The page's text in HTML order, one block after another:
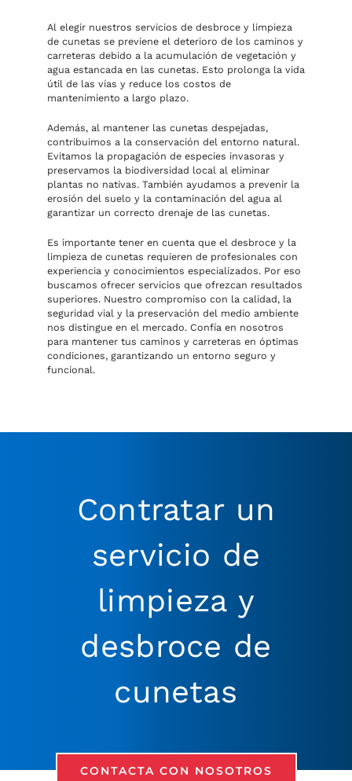
Al elegir nuestros servicios de desbroce y limpieza
de cunetas se previene el deterioro de los caminos y
carreteras debido a la acumulación de vegetación y
agua estancada en las cunetas. Esto prolonga la vida
útil de las vías y reduce los costos de
mantenimiento a largo plazo.
Además, al mantener las cunetas despejadas,
contribuimos a la conservación del entorno natural.
Evitamos la propagación de especies invasoras y
preservamos la biodiversidad local al eliminar
plantas no nativas. También ayudamos a prevenir la
erosión del suelo y la contaminación del agua al
garantizar un correcto drenaje de las cunetas.
Es importante tener en cuenta que el desbroce y la
limpieza de cunetas requieren de profesionales con
experiencia y conocimientos especializados. Por eso
buscamos ofrecer servicios que ofrezcan resultados
superiores. Nuestro compromiso con la calidad, la
seguridad vial y la preservación del medio ambiente
nos distingue en el mercado. Confía en nosotros
para mantener tus caminos y carreteras en óptimas
condiciones, garantizando un entorno seguro y
funcional.
Contratar un
servicio de
limpieza y
desbroce de
cunetas
CONTACTA CON NOSOTROS